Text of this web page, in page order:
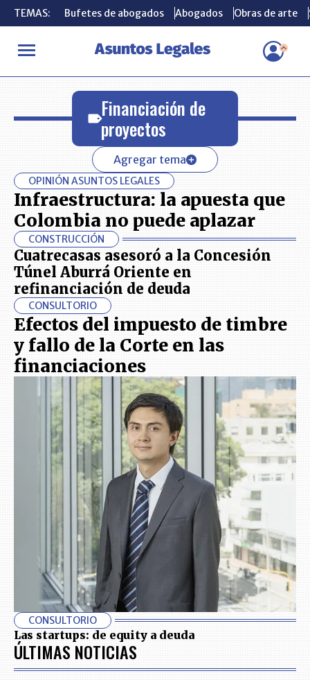
TEMAS: Bufetes de abogados Abogados Obras de arte
INICIO Financiación de proyectos
TEMAS: Bufetes de abogados Abogados Obras de arte
Financiación de
proyectos
Agregar tema
OPINIÓN ASUNTOS LEGALES
Infraestructura: la apuesta que
Colombia no puede aplazar
CONSTRUCCIÓN
Cuatrecasas asesoró a la Concesión
Túnel Aburrá Oriente en
refinanciación de deuda
CONSULTORIO
Efectos del impuesto de timbre
y fallo de la Corte en las
financiaciones
CONSULTORIO
Las startups: de equity a deuda
ÚLTIMAS NOTICIAS